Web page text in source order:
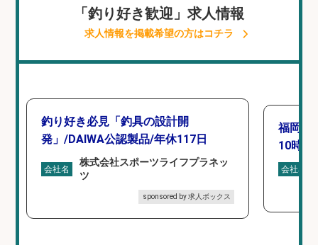
「釣り好き歓迎」求人情報
求人情報を掲載希望の方はコチラ
釣り好き必見「釣具の設計開
発」/DAIWA公認製品/年休117日
会社名
株式会社スポーツライフプラネッ
ツ
sponsored by 求人ボックス
福岡「
10時間
会社名